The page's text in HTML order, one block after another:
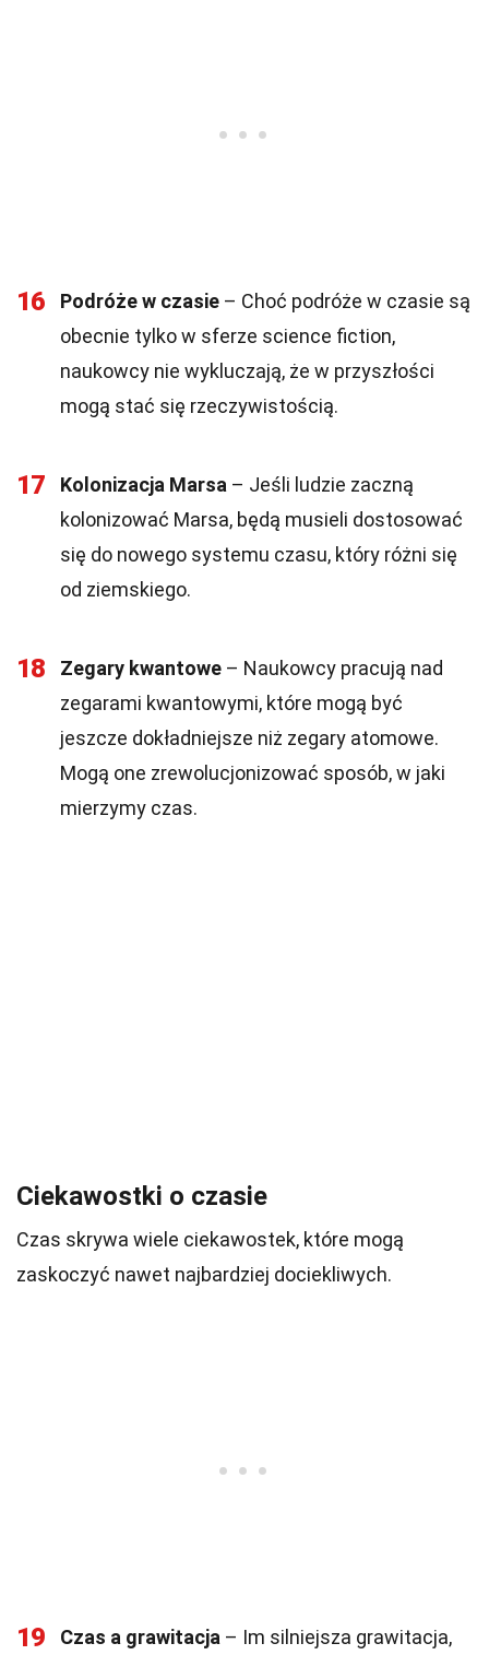
16 Podróże w czasie – Choć podróże w czasie są
obecnie tylko w sferze science fiction,
naukowcy nie wykluczają, że w przyszłości
mogą stać się rzeczywistością.
17 Kolonizacja Marsa – Jeśli ludzie zaczną
kolonizować Marsa, będą musieli dostosować
się do nowego systemu czasu, który różni się
od ziemskiego.
18 Zegary kwantowe – Naukowcy pracują nad
zegarami kwantowymi, które mogą być
jeszcze dokładniejsze niż zegary atomowe.
Mogą one zrewolucjonizować sposób, w jaki
mierzymy czas.
Ciekawostki o czasie
Czas skrywa wiele ciekawostek, które mogą
zaskoczyć nawet najbardziej dociekliwych.
19 Czas a grawitacja – Im silniejsza grawitacja,